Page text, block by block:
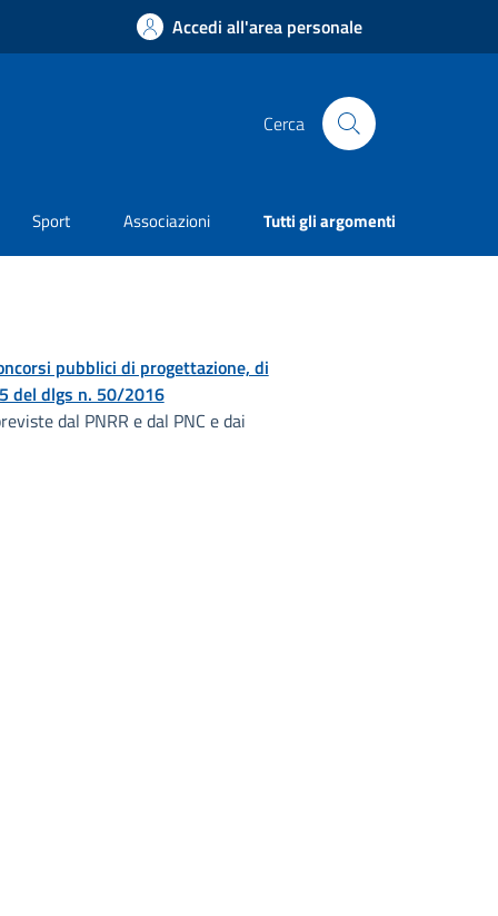
Accedi all'area personale
Cerca
Sport Associazioni Tutti gli argomenti
pubblici di progettazione, di
del dlgs n. 50/2016
dal PNRR e dal PNC e dai